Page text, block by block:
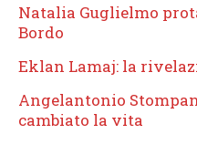
Natalia Guglielmo
Bordo
Eklan Lamaj: la
Angelantonio
cambiato la vita